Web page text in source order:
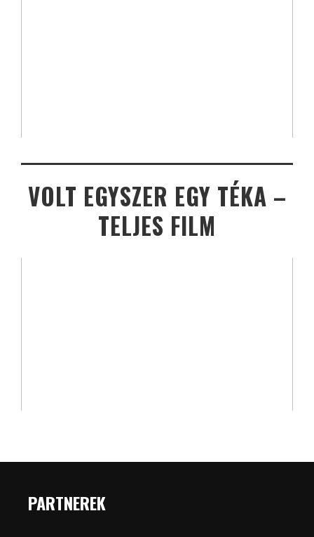
VOLT EGYSZER EGY TÉKA –
TELJES FILM
PARTNEREK